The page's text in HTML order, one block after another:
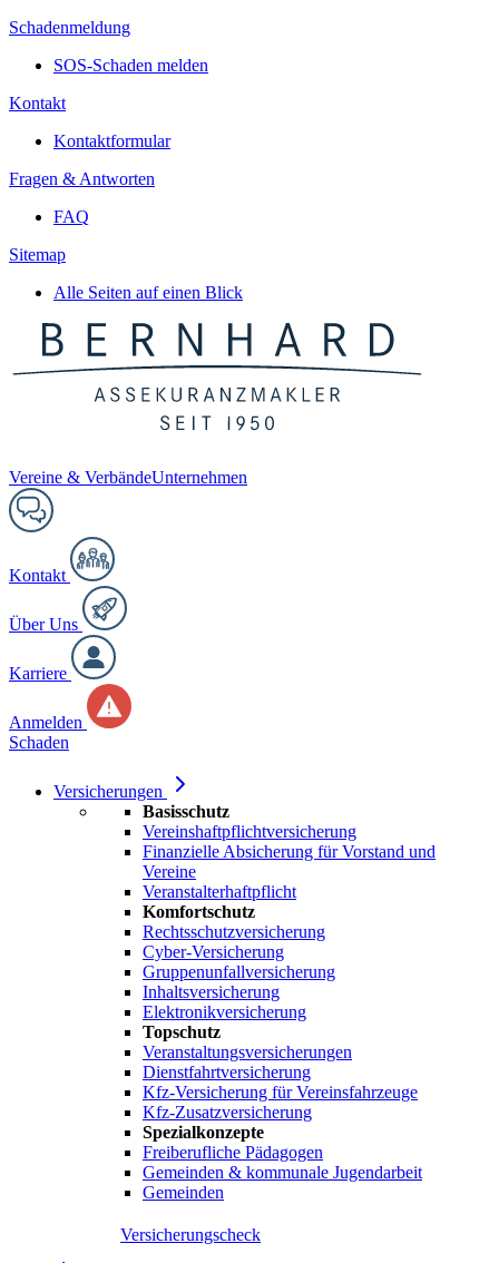
Schadenmeldung
SOS-Schaden melden
Kontakt
Kontaktformular
Fragen & Antworten
FAQ
Sitemap
Alle Seiten auf einen Blick
Vereine & VerbändeUnternehmen
Kontakt
Über Uns
Karriere
Anmelden
Schaden
Versicherungen
Basisschutz
Vereinshaftpflichtversicherung
Finanzielle Absicherung für Vorstand und
Vereine
Veranstalterhaftpflicht
Komfortschutz
Rechtsschutzversicherung
Cyber-Versicherung
Gruppenunfallversicherung
Inhaltsversicherung
Elektronikversicherung
Topschutz
Veranstaltungsversicherungen
Dienstfahrtversicherung
Kfz-Versicherung für Vereinsfahrzeuge
Kfz-Zusatzversicherung
Spezialkonzepte
Freiberufliche Pädagogen
Gemeinden & kommunale Jugendarbeit
Gemeinden
Versicherungscheck